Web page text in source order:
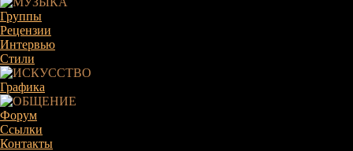
Группы
Рецензии
Интервью
Стили
Графика
Форум
Ссылки
Контакты